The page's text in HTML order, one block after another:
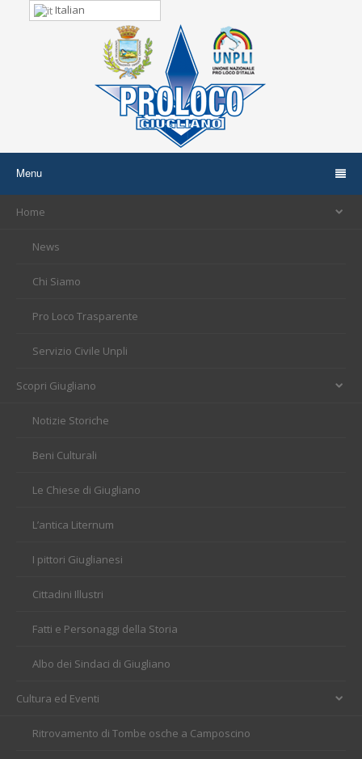
Menu
Home
News
Chi Siamo
Pro Loco Trasparente
Servizio Civile Unpli
Scopri Giugliano
Notizie Storiche
Beni Culturali
Le Chiese di Giugliano
L’antica Liternum
I pittori Giuglianesi
Cittadini Illustri
Fatti e Personaggi della Storia
Albo dei Sindaci di Giugliano
Cultura ed Eventi
Ritrovamento di Tombe osche a Camposcino
Italian